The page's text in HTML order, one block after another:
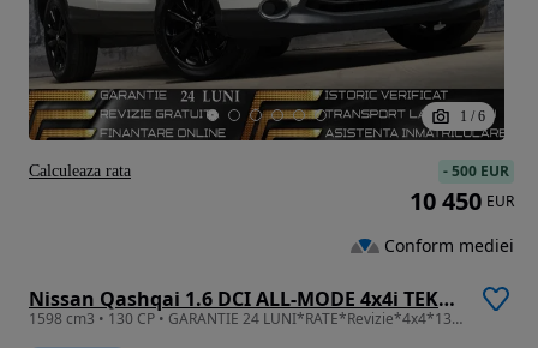
1 / 6
Nissan Qashqai 1.6 DCI ALL-MODE 4x4i TEKNA
1598 cm3 • 130 CP • GARANTIE 24 LUNI*RATE*Revizie*4x4*130Cp*Navi*Camera*Led*Incalzire
-500 EUR
10 450 EUR
Conform mediei
Calculeaza rata